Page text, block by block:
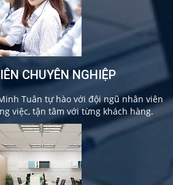
CHUYÊN NGHIỆP
Tuân tự hào với đội ngũ nhân viên
việc, tận tâm với từng khách hàng.